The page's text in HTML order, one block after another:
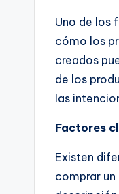
Uno de los
cómo los
creados
de los
las
Factores
Existen
comprar